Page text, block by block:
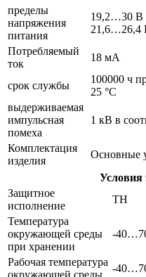
пределы
напряжения
питания
19,2…30 В
21,6…26,4
Потребляемый
ток
18 мА
срок службы
100000 ч
25 °C
выдерживаемая
импульсная
помеха
1 кВ в
Комплектация
изделия
Основные
Условия
Защитное
исполнение
TH
Температура
окружающей среды
при хранении
-
Рабочая температура
окружающей среды
-